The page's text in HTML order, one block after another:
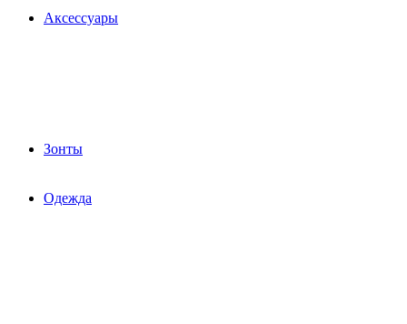
Аксессуары
Зонты
Одежда